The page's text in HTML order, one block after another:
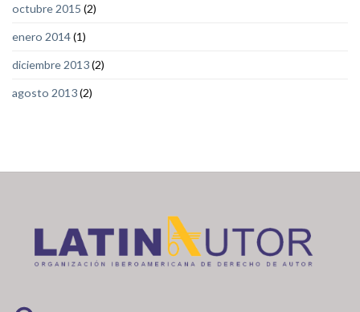
octubre 2015 (2)
enero 2014(1)
diciembre 2013(2)
agosto 2013(2)